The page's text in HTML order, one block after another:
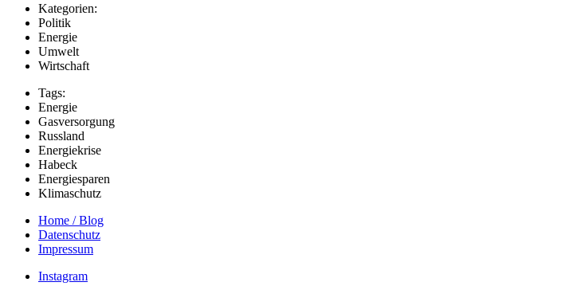
Kategorien:
Politik
Energie
Umwelt
Wirtschaft
Tags:
Energie
Gasversorgung
Russland
Energiekrise
Habeck
Energiesparen
Klimaschutz
Home / Blog
Datenschutz
Impressum
Instagram